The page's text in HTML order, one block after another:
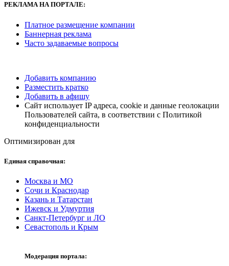
РЕКЛАМАНА ПОРТАЛЕ:
Платное размещение компании
Баннерная реклама
Часто задаваемые вопросы
Добавить компанию
Разместить кратко
Добавить в афишу
Сайт использует IP адреса, cookie и данные геолокации
Пользователей сайта, в соответствии с Политикой
конфиденциальности
Оптимизирован для
Единая справочная:
Москва и МО
Сочи и Краснодар
Казань и Татарстан
Ижевск и Удмуртия
Санкт-Петербург и ЛО
Севастополь и Крым
Модерация портала: